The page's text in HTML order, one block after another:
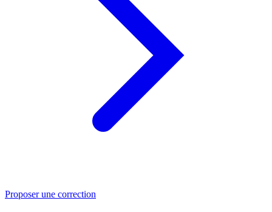
Proposer une correction